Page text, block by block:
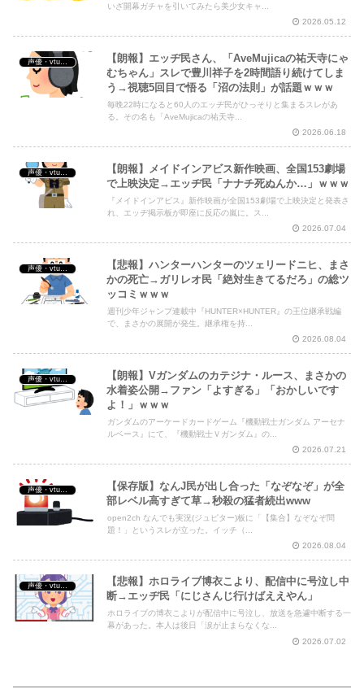
いざ開幕ガチャを引いてみたら美少女キャ...
2026.05.12
声優・vtuber・アニメ漫画ゲーム
【朗報】エッヂ民さん、「AveMujicaの祐天寺にゃ
むちゃん」スレで豊川祥子を2時間語り続けてしま
う→視聴5回目で悟る「沼の法則」が話題ｗｗｗ
毎晩22時になると60人のエッヂ民がひっそりと集まるスレがあ
る。その名も「AveMujicaの祐天寺...
2026.06.18
【朗報】メイドインアビス新作映画、全国153劇場
で上映決定→エッヂ民「ナナチ死ぬんか…」ｗｗｗ
『メイドインアビス』新作映画が全国153劇場で上映決定と発表さ
れ、エッヂ掲示板が即座に反応の嵐に。ス...
2026.07.04
【悲報】ハンターハンターのツェリードニヒ、まさ
かの死亡→ガリレオ民「絶対生きてるだろ」の総ツ
ッコミｗｗｗ
週刊少年ジャンプ連載中『HUNTER×HUNTER』の王位継承戦編
で、まさかの展開が発生。継承権を持...
2026.08.04
【朗報】Vガンダムのカテジナ・ルース、まさかの
水着姿公開→ファン「よすぎる」「おかしいです
よ！」ｗｗｗ
ガンダムのアーケードカードゲーム『機動戦士ガンダム アーセナ
ルベース』にて、『機動戦士Ｖガンダム』の...
2026.07.21
【保存版】なんJ民が出し合った「なぞなぞ」が全
部レベル高すぎて草→秒殺の猛者続出www
open2ch なんでも実況(ジュピター)板に「【集合】なぞなぞ問
題！」というスレが立った。イッチ（...
2026.08.04
【悲報】ホロライブ博衣こより、配信中に号泣し中
断→エッヂ民「にじさんじ行けばええやん」
ホロライブの博衣こよりが配信中に号泣し、放送を急遽中断する一
幕があった。本人は後日「涙が止まらなくな...
2026.07.02